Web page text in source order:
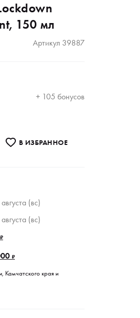
150 мл
Артикул 39887
+ 105 бонусов
В ИЗБРАННОE
(вс)
(вс)
₽
₽
Камчатского края и